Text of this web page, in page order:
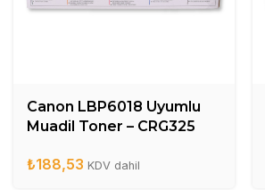
Canon LBP6018 Uyumlu
Muadil Toner – CRG325
₺188,53 KDV dahil